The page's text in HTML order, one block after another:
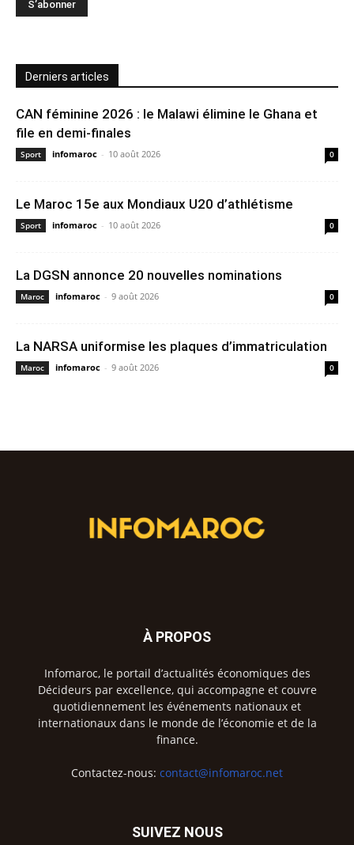
Derniers articles
CAN féminine 2026 : le Malawi élimine le Ghana et
file en demi-finales
Sport infomaroc - 10 août 2026 0
Le Maroc 15e aux Mondiaux U20 d’athlétisme
Sport infomaroc - 10 août 2026 0
La DGSN annonce 20 nouvelles nominations
Maroc infomaroc - 9 août 2026 0
La NARSA uniformise les plaques d’immatriculation
Maroc infomaroc - 9 août 2026 0
À PROPOS
Infomaroc, le portail d’actualités économiques des
Décideurs par excellence, qui accompagne et couvre
quotidiennement les événements nationaux et
internationaux dans le monde de l’économie et de la
finance.
Contactez-nous: contact@infomaroc.net
SUIVEZ NOUS